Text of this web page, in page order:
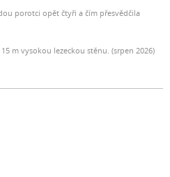
porotci opět čtyři a čím přesvědčila
m vysokou lezeckou stěnu. (srpen 2026)